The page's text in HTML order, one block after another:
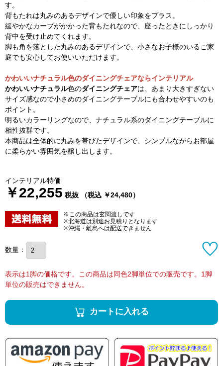
す。
背もたれは丸みのあるデザインで優しい印象をプラス。
緩やかなカーブがかかった背もたれなので、座ったときにしっかり
背中を受け止めてくれます。
脚も角を落とした丸みのあるデザインで、小さなお子様のいるご家
庭でも安心してお使いいただけます。
かわいいナチュラル色のダイニングチェアならインテリアル
かわいいナチュラル色のダイニングチェアは、あまり大きすぎない
サイズ感なので小さめのダイニングテーブルにも合わせやすいのも
ポイント。
明るいカラーリングなので、ナチュラル系のダイニングテーブルに
相性抜群です。
本商品は全体的に丸みを帯びたデザインで、シンプルながらお部屋
に柔らかい雰囲気を醸し出します。
インテリアル特価
￥22,255 税抜 （税込 ￥24,480）
※この商品は玄関渡しです
※北海道は別途お見積りとなります
※沖縄・離島へは配送できません
数量：
表示は1脚の価格です。この商品は同色2脚単位での販売です。1脚
単位の販売はできません。
カートに入れる